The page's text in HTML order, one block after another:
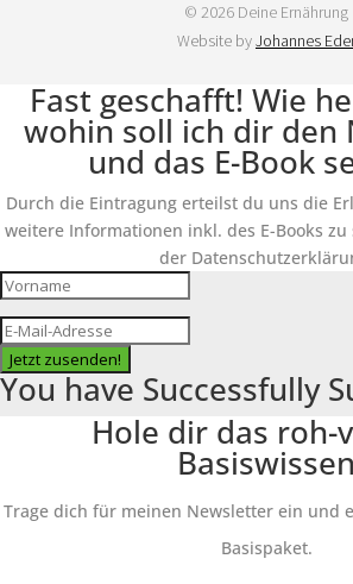
© 2026 Deine Ernährung
Website byJohannes
Fast geschafft! Wie
wohin soll ich dir den
und das E-Book
Durch die Eintragung erteilst du uns die
weitere Informationen inkl. des E-Books
der
Jetzt zusenden!
You have Successfully
Hole dir das roh-
Basiswissen
Trage dich für meinen Newsletter ein und
Basispaket.